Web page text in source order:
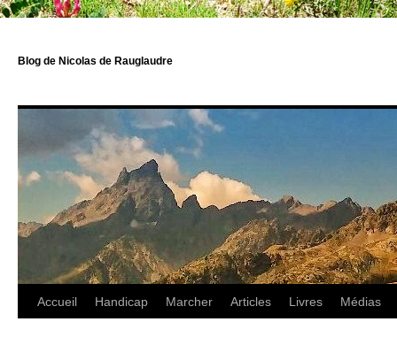
Blog de Nicolas de Rauglaudre
Accueil Handicap Marcher Articles Livres Médias